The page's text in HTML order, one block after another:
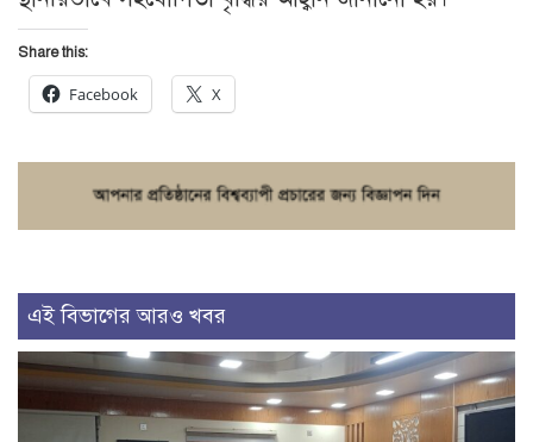
Share this:
Facebook X
এই বিভাগের আরও খবর